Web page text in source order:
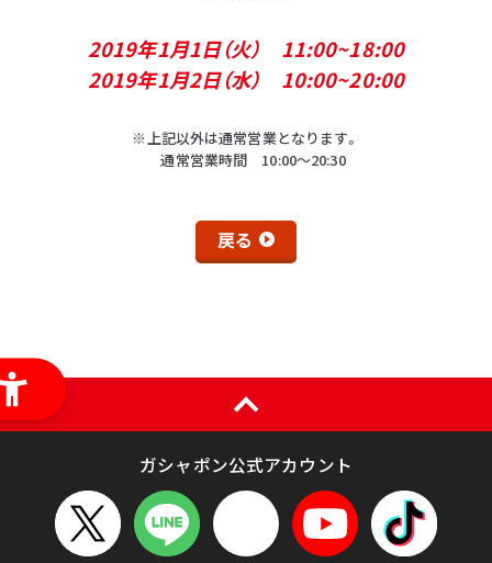
2019年1月1日（火） 11:00~18:00
2019年1月2日（水） 10:00~20:00
※上記以外は通常営業となります。
通常営業時間 10:00～20:30
戻る
ガシャポン公式アカウント